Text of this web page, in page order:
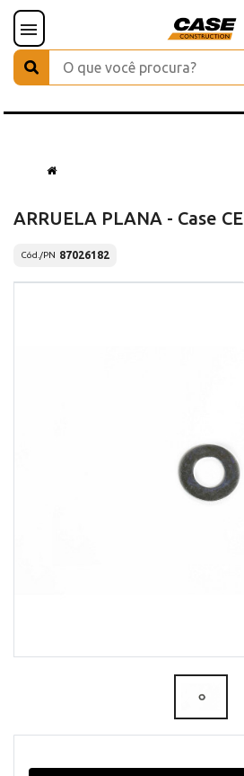
ARRUELA PLANA - Case CE
Cód./PN 87026182